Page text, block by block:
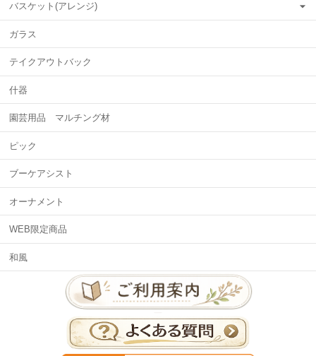
バスケット(アレンジ)
ガラス
テイクアウトバック
什器
園芸用品 マルチング材
ピック
ブーケアシスト
オーナメント
WEB限定商品
和風